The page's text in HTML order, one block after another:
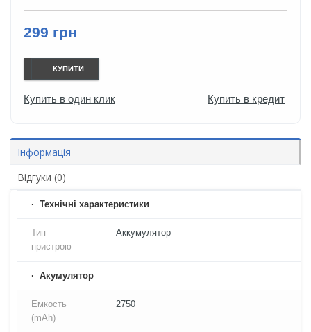
299 грн
КУПИТИ
Купить в один клик Купить в кредит
Інформація
Відгуки (0)
Технічні характеристики
Тип
пристрою
Аккумулятор
Акумулятор
Емкость
(mAh)
2750